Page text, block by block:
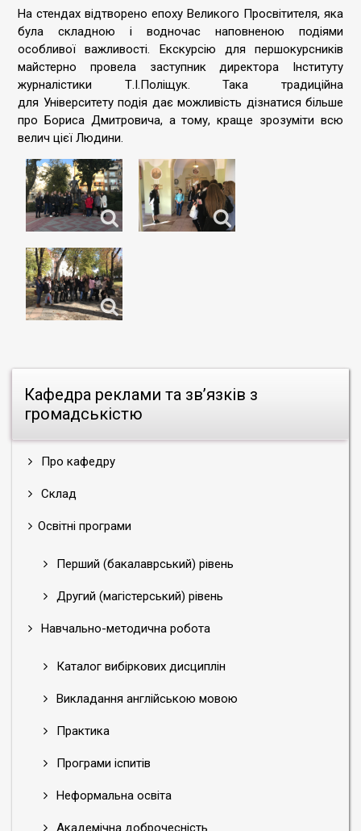
Кафедра реклами та зв’язків з
громадськістю
Про кафедру
Склад
Освітні програми
Перший (бакалаврський) рівень
Другий (магістерський) рівень
Навчально-методична робота
Каталог вибіркових дисциплін
Викладання англійською мовою
Практика
Програми іспитів
Неформальна освіта
Академічна доброчесність
На стендах відтворено епоху Великого Просвітителя, яка
була складною і водночас наповненою подіями
особливої важливості. Екскурсію для першокурсників
майстерно провела заступник директора Інституту
журналістики Т.І.Поліщук. Така традиційна
для Університету подія дає можливість дізнатися більше
про Бориса Дмитровича, а тому, краще зрозуміти всю
велич цієї Людини.